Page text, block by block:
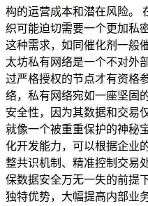
构的运营成本和潜在风险。
织可能迫切需要一个更加私
这种需求，如同催化剂一般
太坊私有网络是一个不对外
过严格授权的节点才有资格
络，私有网络宛如一座坚固
安全性，因为其数据和交易
就像一个被重重保护的神秘
化开发能力，可以根据企业
整共识机制、精准控制交易
保数据安全万无一失的前提
独特优势，大幅提高内部业